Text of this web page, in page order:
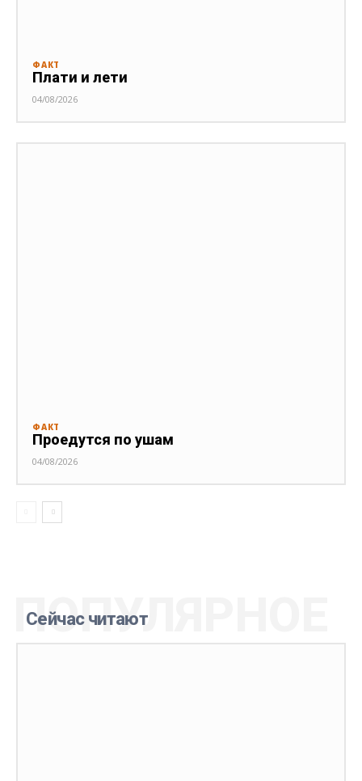
ФАКТ
Плати и лети
04/08/2026
ФАКТ
Проедутся по ушам
04/08/2026
Сейчас читают
ПОПУЛЯРНОЕ